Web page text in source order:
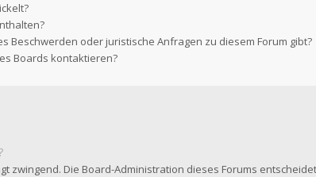
Beschwerden oder juristische Anfragen zu diesem Forum gibt?
Boards kontaktieren?
zwingend. Die Board-Administration dieses Forums